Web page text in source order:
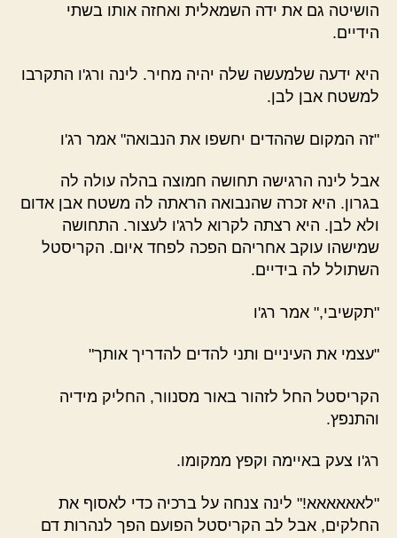
הושיטה גם את ידה השמאלית ואחזה אותו בשתי
הידיים.
היא ידעה שלמעשה שלה יהיה מחיר. לינה ורג'ו התקרבו
למשטח אבן לבן.
"זה המקום שההדים יחשפו את הנבואה" אמר רג'ו
אבל לינה הרגישה תחושה חמוצה בהלה עולה לה
בגרון. היא זכרה שהנבואה הראתה לה משטח אבן אדום
ולא לבן. היא רצתה לקרוא לרג'ו לעצור. התחושה
שמישהו עוקב אחריהם הפכה לפחד איום. הקריסטל
השתולל לה בידיים.
"תקשיבי," אמר רג'ו
"עצמי את העיניים ותני להדים להדריך אותך"
הקריסטל החל לזהור באור מסנוור, החליק מידיה
והתנפץ.
רג'ו צעק באיימה וקפץ ממקומו.
"לאאאאאא!" לינה צנחה על ברכיה כדי לאסוף את
החלקים, אבל לב הקריסטל הפועם הפך לנהרות דם